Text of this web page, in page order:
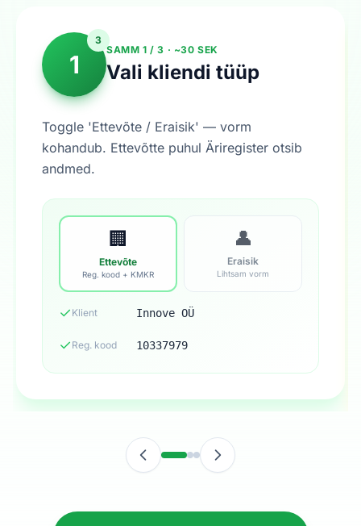
1
3
SAMM 1 / 3 · ~30 SEK
Vali kliendi tüüp
Toggle 'Ettevõte / Eraisik' — vorm
kohandub. Ettevõtte puhul Äriregister otsib
andmed.
🏢
Ettevõte
Reg. kood + KMKR
👤
Eraisik
Lihtsam vorm
✓ Klient Innove OÜ
✓ Reg. kood 10337979